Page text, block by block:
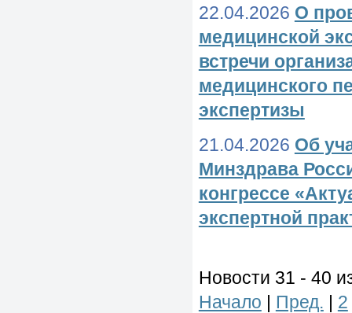
22.04.2026 О
медицинской
встречи
медицинского
экспертизы
21.04.2026 Об
Минздрава
конгрессе
экспертной
Новости 31 - 40
Начало | Пред. | 2